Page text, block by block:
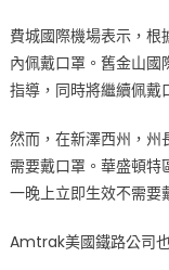
費城國際機場表示，
內佩戴口罩。舊金山國
指導，同時將繼續佩戴
然而，在新澤西州，
需要戴口罩。華盛頓
一晚上立即生效不需要
Amtrak美國鐵路公司